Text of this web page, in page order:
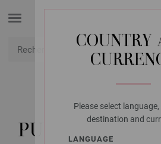
COUNTRY
Please select
destination and
LANGUAGE
LANA
PULL